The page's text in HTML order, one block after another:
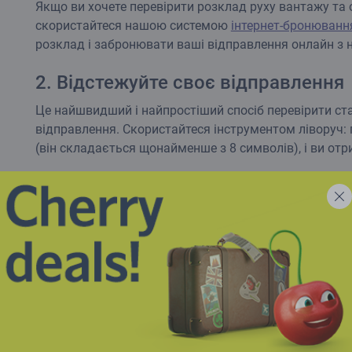
Якщо ви хочете перевірити розклад руху вантажу
скористайтеся нашою системою інтернет-
розклад і забронювати ваші відправлення онлайн
2. Відстежуйте своє відправлення
Це найшвидший і найпростіший спосіб перевірити
відправлення. Скористайтеся інструментом
(він складається щонайменше з 8 символів), і ви
3. Наш розклад
Перегляньте та завантажте наш актуальний розклад